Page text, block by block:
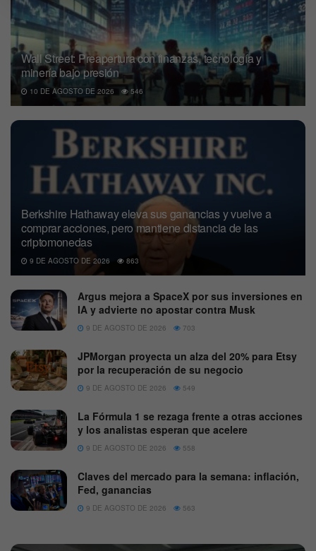
Wall Street: Preapertura con finanzas, tecnología y
minería bajo presión
10 DE AGOSTO DE 2026 546
Berkshire Hathaway eleva sus ganancias y vuelve a
comprar acciones, pero mantiene distancia de las
criptomonedas
9 DE AGOSTO DE 2026 863
Argus mejora a SpaceX por sus inversiones en
IA y advierte no apostar contra Musk
9 DE AGOSTO DE 2026 703
JPMorgan proyecta un alza del 20% para Etsy
por la recuperación de su negocio
9 DE AGOSTO DE 2026 549
La Fórmula 1 se rezaga frente a otras acciones
y los analistas esperan que acelere
9 DE AGOSTO DE 2026 558
Claves del mercado para la semana: inflación,
Fed, ganancias
9 DE AGOSTO DE 2026 563